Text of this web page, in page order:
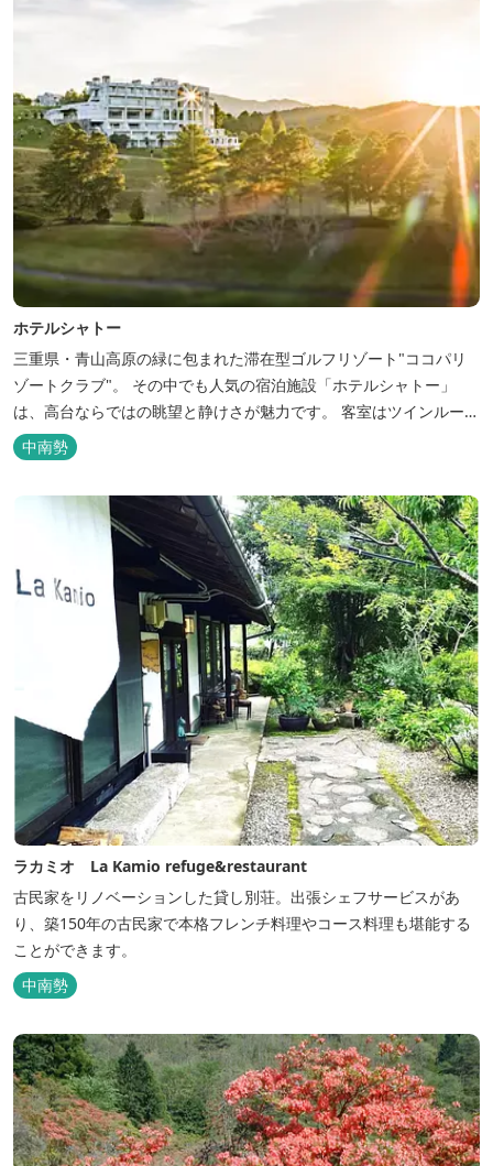
ホテルシャトー
三重県・青山高原の緑に包まれた滞在型ゴルフリゾート"ココパリ
ゾートクラブ"。 その中でも人気の宿泊施設「ホテルシャトー」
は、高台ならではの眺望と静けさが魅力です。 客室はツインルーム
から4〜6名で泊まれる和洋室まで幅広く、旅のスタイルに合わせて
選べます。 天然温泉の大浴場・露天風呂、ロウリュ式サウナで体を
整えた後は、和食や焼肉など、気分で選べる夕食をゆったりと。 翌
朝は、レス...
中南勢
ラカミオ La Kamio refuge&restaurant
古民家をリノベーションした貸し別荘。出張シェフサービスがあ
り、築150年の古民家で本格フレンチ料理やコース料理も堪能する
ことができます。
中南勢